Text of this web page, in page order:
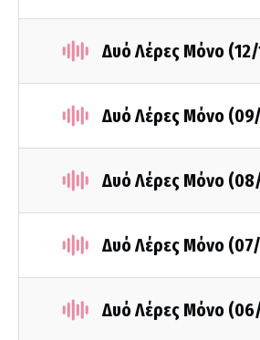
Δυό Λέρες Μόνο
Δυό Λέρες Μόνο
Δυό Λέρες Μόνο
Δυό Λέρες Μόνο
Δυό Λέρες Μόνο